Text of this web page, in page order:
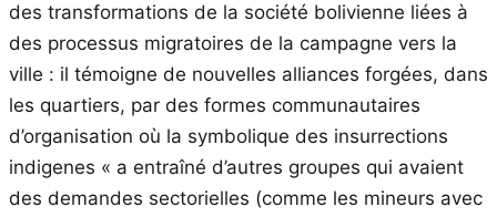
des transformations de la société bolivienne liées à
des processus migratoires de la campagne vers la
ville : il témoigne de nouvelles alliances forgées, dans
les quartiers, par des formes communautaires
d’organisation où la symbolique des insurrections
indigenes « a entraîné d’autres groupes qui avaient
des demandes sectorielles (comme les mineurs avec